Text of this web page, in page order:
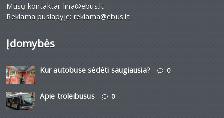
Mūsų kontaktai: lina@ebus.lt
Reklama puslapyje: reklama@ebus.lt
Įdomybės
Kur autobuse sėdėti saugiausia? 0
Apie troleibusus 0